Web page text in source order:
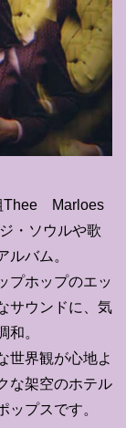
Thee Marloes
・ソウルや歌
ルバム。
プホップのエッ
サウンドに、気
和。
世界観が心地よ
な架空のホテル
ップスです。